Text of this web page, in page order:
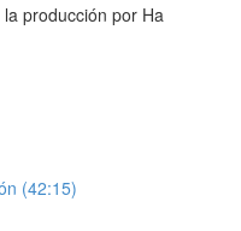
producción por Ha
(42:15)